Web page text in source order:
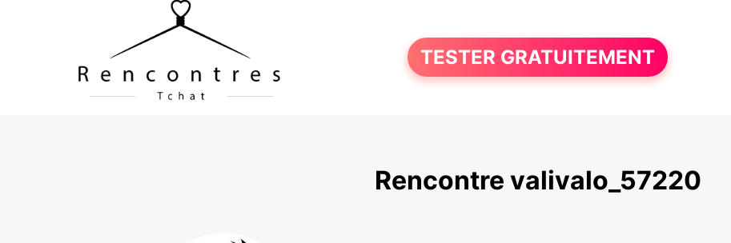
TESTER GRATUITEMENT
Rencontre valivalo_57220